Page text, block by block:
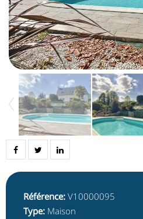
Référence: V10000095
Type: Maison